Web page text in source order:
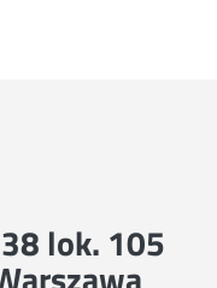
lok. 105